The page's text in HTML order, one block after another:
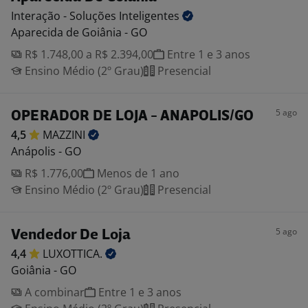
Interação - Soluções Inteligentes
Aparecida de Goiânia - GO
R$ 1.748,00 a R$ 2.394,00
Entre 1 e 3 anos
Ensino Médio (2º Grau)
Presencial
OPERADOR DE LOJA - ANAPOLIS/GO 5 ago
4,5
MAZZINI
Anápolis - GO
R$ 1.776,00
Menos de 1 ano
Ensino Médio (2º Grau)
Presencial
Vendedor De Loja 5 ago
4,4
LUXOTTICA.
Goiânia - GO
A combinar
Entre 1 e 3 anos